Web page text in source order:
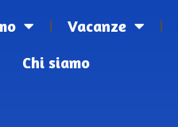
Vacanze
Chi siamo